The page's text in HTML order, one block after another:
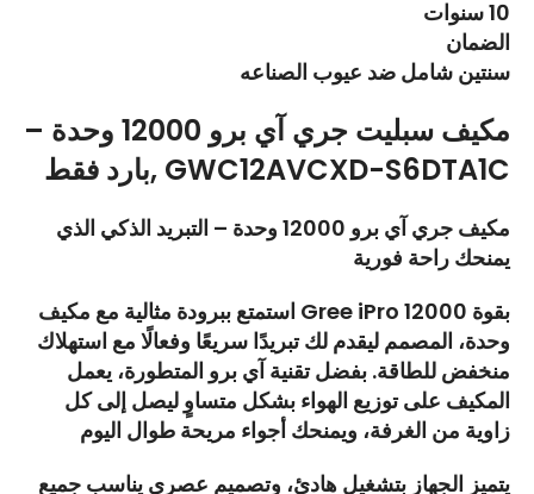
10 سنوات
الضمان
سنتين شامل ضد عيوب الصناعه
مكيف سبليت جري آي برو 12000 وحدة –
بارد فقط, GWC12AVCXD-S6DTA1C
يمنحك راحة فورية
استمتع ببرودة مثالية مع مكيف Gree iPro بقوة 12000
وحدة، المصمم ليقدم لك تبريدًا سريعًا وفعالًا مع استهلاك
منخفض للطاقة. بفضل تقنية آي برو المتطورة، يعمل
المكيف على توزيع الهواء بشكل متساوٍ ليصل إلى كل
زاوية من الغرفة، ويمنحك أجواء مريحة طوال اليوم
يتميز الجهاز بتشغيل هادئ، وتصميم عصري يناسب جميع